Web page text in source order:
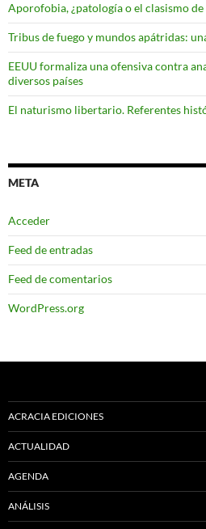
Aporofobia, ¿patología o el clasismo de
Tribus de fuego y mundos apátridas:
EEUU formaliza una ofensiva contra
diversos países
El naturismo libertario. Referentes
META
Acceder
Feed de entradas
Feed de comentarios
WordPress.org
ACRACIA EDICIONES
ACTUALIDAD
AGENDA
ANÁLISIS